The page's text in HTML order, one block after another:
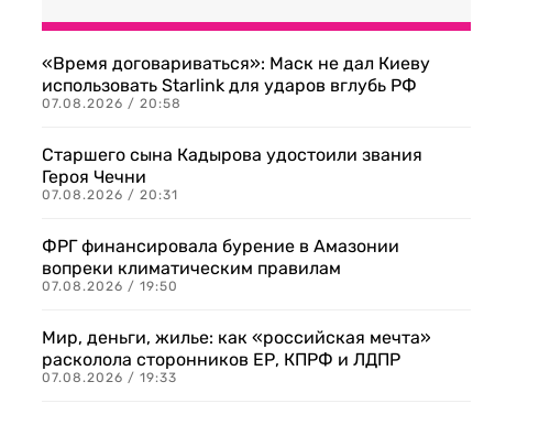
«Время договариваться»: Маск не дал Киеву
использовать Starlink для ударов вглубь РФ
07.08.2026 / 20:58
Старшего сына Кадырова удостоили звания
Героя Чечни
07.08.2026 / 20:31
ФРГ финансировала бурение в Амазонии
вопреки климатическим правилам
07.08.2026 / 19:50
Мир, деньги, жилье: как «российская мечта»
расколола сторонников ЕР, КПРФ и ЛДПР
07.08.2026 / 19:33